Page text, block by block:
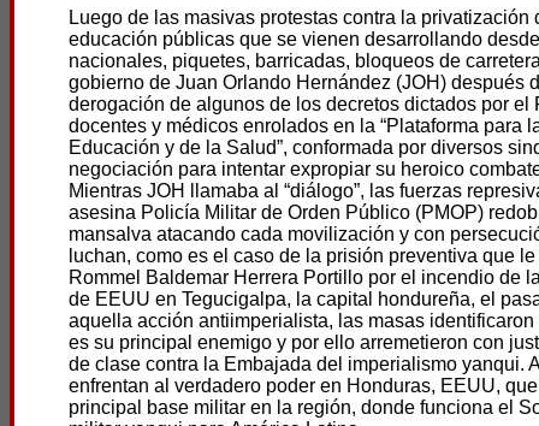
Luego de las masivas protestas contra la privatización
educación públicas que se vienen desarrollando
nacionales, piquetes, barricadas, bloqueos de
gobierno de Juan Orlando Hernández (JOH) después
derogación de algunos de los decretos dictados por el
docentes y médicos enrolados en la “Plataforma para
Educación y de la Salud”, conformada por diversos
negociación para intentar expropiar su heroico
Mientras JOH llamaba al “diálogo”, las fuerzas
asesina Policía Militar de Orden Público (PMOP)
mansalva atacando cada movilización y con
luchan, como es el caso de la prisión preventiva que
Rommel Baldemar Herrera Portillo por el incendio de
de EEUU en Tegucigalpa, la capital hondureña, el
aquella acción antiimperialista, las masas
es su principal enemigo y por ello arremetieron con
de clase contra la Embajada del imperialismo yanqui.
enfrentan al verdadero poder en Honduras, EEUU,
principal base militar en la región, donde funciona el